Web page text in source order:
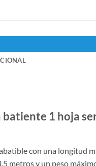
1 hoja
con una longitud
metros y un peso